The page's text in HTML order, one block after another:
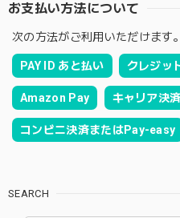
お支払い方法について
次の方法がご利用いただけます。
PAY ID あと払い クレジッ
Amazon Pay キャリア決済
コンビニ決済またはPay-easy
SEARCH